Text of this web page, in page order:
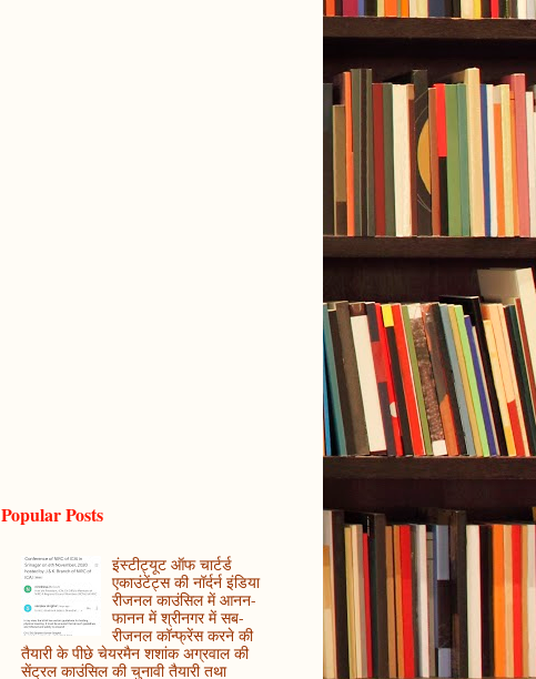
Popular Posts
इंस्टीट्यूट ऑफ चार्टर्ड
एकाउंटेंट्स की नॉर्दर्न इंडिया
रीजनल काउंसिल में आनन-
फानन में श्रीनगर में सब-
रीजनल कॉन्फ्रेंस करने की
तैयारी के पीछे चेयरमैन शशांक अग्रवाल की
सेंट्रल काउंसिल की चुनावी तैयारी तथा